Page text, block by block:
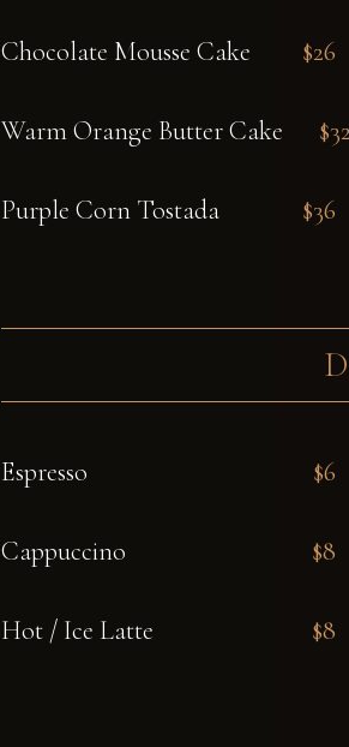
Chocolate Mousse Cake $26
Warm Orange Butter Cake $32
Purple Corn Tostada $36
Espresso $6
Cappuccino $8
Hot / Ice Latte $8